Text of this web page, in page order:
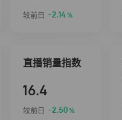
较前日 -2.14%
直播销量指数
16.4
较前日 -2.50%